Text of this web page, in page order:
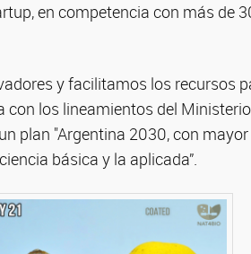
en competencia con más de
y facilitamos los recursos
los lineamientos del
plan "Argentina 2030, con
básica y la aplicada”.